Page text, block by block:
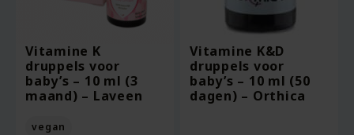
Vitamine K
druppels voor
baby’s – 10 ml (3
maand) – Laveen
vegan
Vitamine K&D
druppels voor
baby’s – 10 ml (50
dagen) – Orthica